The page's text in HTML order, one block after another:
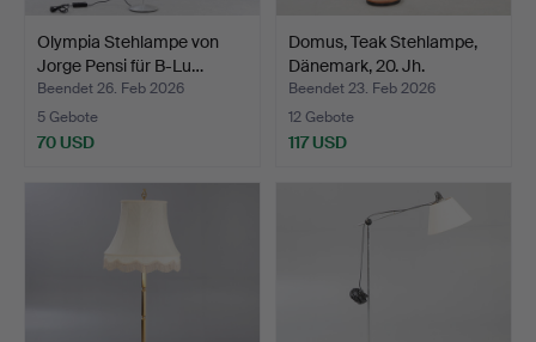
Olympia Stehlampe von
Jorge Pensi für B-Lu…
Beendet 26. Feb 2026
5 Gebote
70 USD
Domus, Teak Stehlampe,
Dänemark, 20. Jh.
Beendet 23. Feb 2026
12 Gebote
117 USD